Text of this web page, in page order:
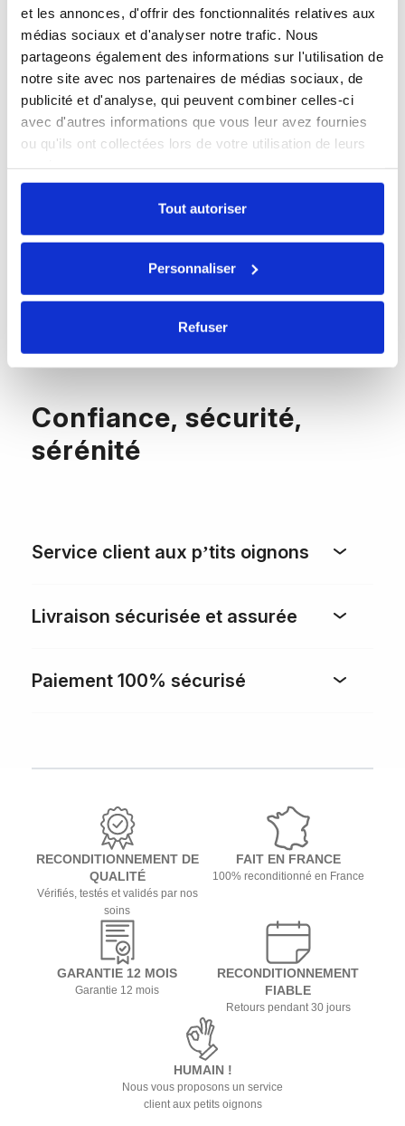
et les annonces, d'offrir des fonctionnalités relatives aux
médias sociaux et d'analyser notre trafic. Nous
partageons également des informations sur l'utilisation de
notre site avec nos partenaires de médias sociaux, de
publicité et d'analyse, qui peuvent combiner celles-ci
avec d'autres informations que vous leur avez fournies
ou qu'ils ont collectées lors de votre utilisation de leurs
Tout autoriser
Personnaliser
Refuser
Voir les produits similaires
ancien MacBook !
Estimer mon mac
Confiance, sécurité,
sérénité
Service client aux p’tits oignons
Livraison sécurisée et assurée
Paiement 100% sécurisé
RECONDITIONNEMENT DE
QUALITÉ
Vérifiés, testés et validés par nos
soins
FAIT EN FRANCE
100% reconditionné en France
GARANTIE 12 MOIS
Garantie 12 mois
RECONDITIONNEMENT
FIABLE
Retours pendant 30 jours
HUMAIN !
Nous vous proposons un service
client aux petits oignons